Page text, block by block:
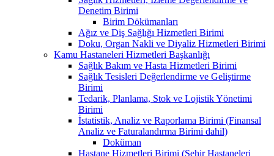
Denetim Birimi
Birim Dökümanları
Ağız ve Diş Sağlığı Hizmetleri Birimi
Doku, Organ Nakli ve Diyaliz Hizmetleri Birimi
Kamu Hastaneleri Hizmetleri Başkanlığı
Sağlık Bakım ve Hasta Hizmetleri Birimi
Sağlık Tesisleri Değerlendirme ve Geliştirme
Birimi
Tedarik, Planlama, Stok ve Lojistik Yönetimi
Birimi
İstatistik, Analiz ve Raporlama Birimi (Finansal
Analiz ve Faturalandırma Birimi dahil)
Doküman
Hastane Hizmetleri Birimi (Şehir Hastaneleri